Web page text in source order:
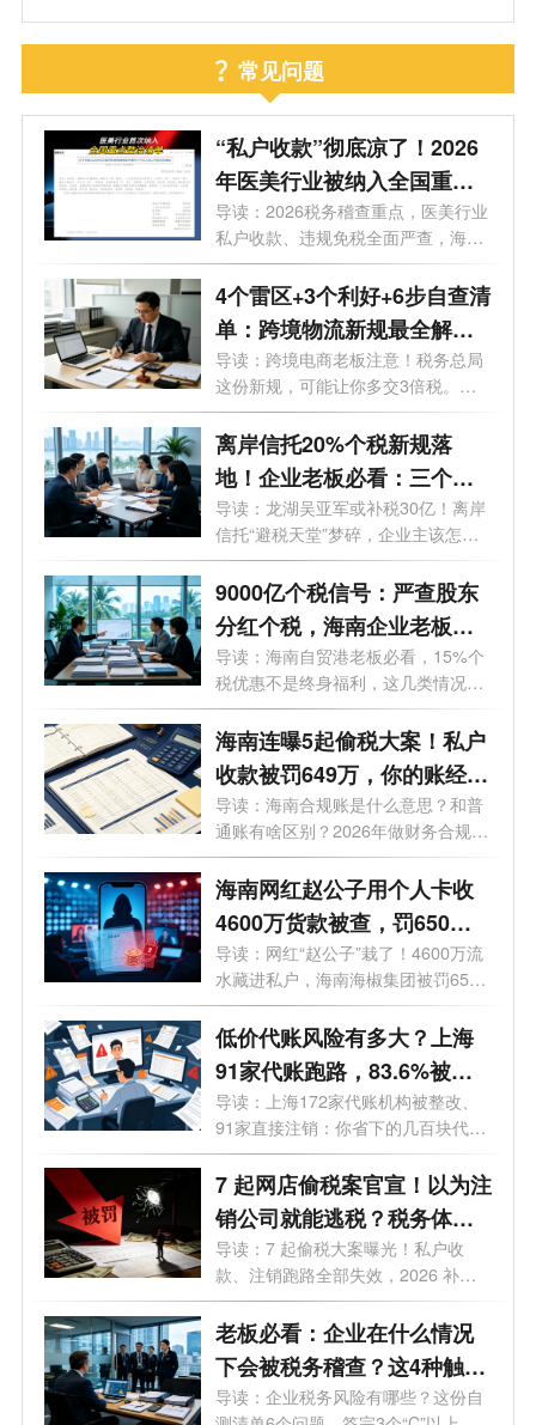
常见问题
“私户收款”彻底凉了！2026
年医美行业被纳入全国重点
整治，840万罚单砸向上市公
司，海南老板务必自查这3条
红线
导读：2026税务稽查重点，医美行业
私户收款、违规免税全面严查，海南
企业...
4个雷区+3个利好+6步自查清
单：跨境物流新规最全解
读，老板必存
导读：跨境电商老板注意！税务总局
这份新规，可能让你多交3倍税。看
似管...
离岸信托20%个税新规落
地！企业老板必看：三个环
节都要交税，90天窗口期怎
么补？
导读：龙湖吴亚军或补税30亿！离岸
信托“避税天堂”梦碎，企业主该怎么
办...
9000亿个税信号：严查股东
分红个税，海南企业老板别
再靠“侥幸”做账
导读：海南自贸港老板必看，15%个
税优惠不是终身福利，这几类情况全
额补税...
海南连曝5起偷税大案！私户
收款被罚649万，你的账经得
起查吗？海南做财务合规要
多少钱？
导读：海南合规账是什么意思？和普
通账有啥区别？2026年做财务合规要
多少...
海南网红赵公子用个人卡收
4600万货款被查，罚650
万！私户收款的风险到底有
多大？
导读：网红“赵公子”栽了！4600万流
水藏进私户，海南海椒集团被罚650
万，...
低价代账风险有多大？上海
91家代账跑路，83.6%被查
企业栽在这！
导读：上海172家代账机构被整改、
91家直接注销：你省下的几百块代账
费，正...
7 起网店偷税案官宣！以为注
销公司就能逃税？税务体检
挖出隐藏千万风险
导读：7 起偷税大案曝光！私户收
款、注销跑路全部失效，2026 补税
直接按 13...
老板必看：企业在什么情况
下会被税务稽查？这4种触发
条件，第三条90%的人都中
导读：企业税务风险有哪些？这份自